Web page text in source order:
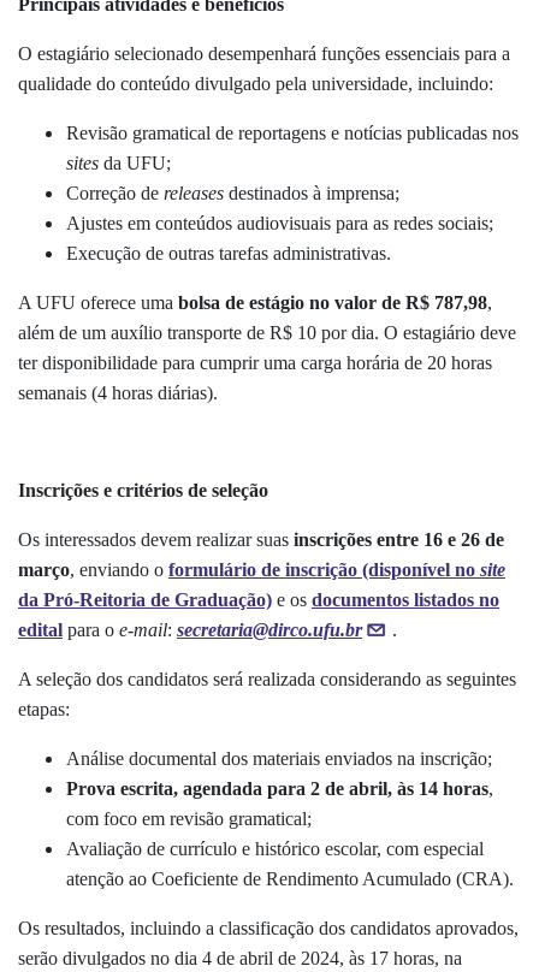
Principais atividades e benefícios
O estagiário selecionado desempenhará funções essenciais para a
qualidade do conteúdo divulgado pela universidade, incluindo:
Revisão gramatical de reportagens e notícias publicadas nos
sites da UFU;
Correção de releases destinados à imprensa;
Ajustes em conteúdos audiovisuais para as redes sociais;
Execução de outras tarefas administrativas.
A UFU oferece uma bolsa de estágio no valor de R$ 787,98,
além de um auxílio transporte de R$ 10 por dia. O estagiário deve
ter disponibilidade para cumprir uma carga horária de 20 horas
semanais (4 horas diárias).
Inscrições e critérios de seleção
Os interessados devem realizar suas inscrições entre 16 e 26 de
março, enviando o formulário de inscrição (disponível no site
da Pró-Reitoria de Graduação) e os documentos listados no
edital para o e-mail: secretaria@dirco.ufu.br .
A seleção dos candidatos será realizada considerando as seguintes
etapas:
Análise documental dos materiais enviados na inscrição;
Prova escrita, agendada para 2 de abril, às 14 horas,
com foco em revisão gramatical;
Avaliação de currículo e histórico escolar, com especial
atenção ao Coeficiente de Rendimento Acumulado (CRA).
Os resultados, incluindo a classificação dos candidatos aprovados,
serão divulgados no dia 4 de abril de 2024, às 17 horas, na